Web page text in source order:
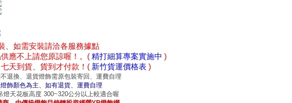
、如需安裝請洽各服務據點
應不上請您原諒喔！。( 精打細算專案實施中 )
天到貨、貨到才付款！( 新竹貨運價格表 )
退換、退貨燈飾需原包裝寄回、運費自理
飾顏色為主、如有退貨、運費自理
天花板高度 300~320公分以上較適合喔